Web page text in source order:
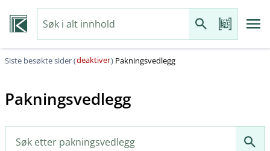
Siste besøkte sider (deaktiver) Pakningsvedlegg
Pakningsvedlegg